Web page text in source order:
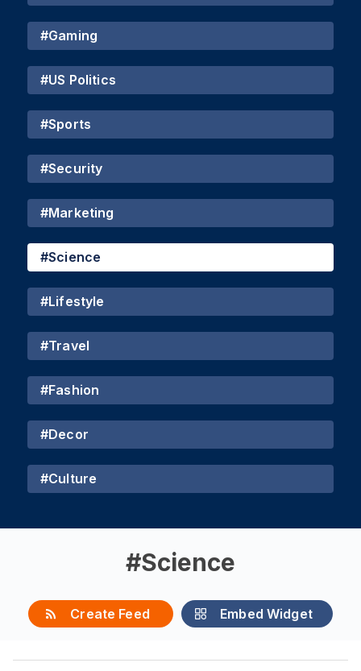
#Gaming
#US Politics
#Sports
#Security
#Marketing
#Science
#Lifestyle
#Travel
#Fashion
#Decor
#Culture
#Science
Create Feed Embed Widget